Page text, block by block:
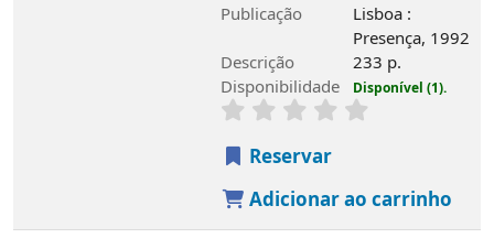
Publicação
Lisboa :
Presença, 1992
Descrição
233 p.
Disponibilidade
Disponível (1).
Reservar
Adicionar ao carrinho